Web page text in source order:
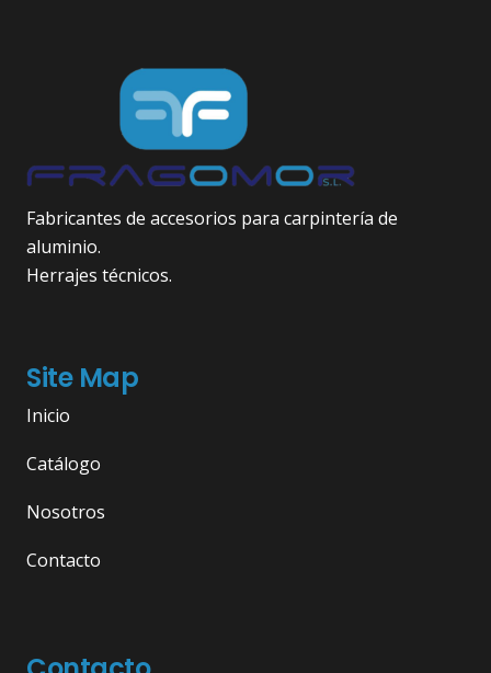
Fabricantes de accesorios para carpintería de
aluminio.
Herrajes técnicos.
Site Map
Inicio
Catálogo
Nosotros
Contacto